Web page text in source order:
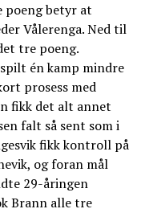
poeng betyr at
Vålerenga. Ned til
tre poeng.
én kamp mindre
prosess med
fikk det alt annet
falt så sent som i
fikk kontroll på
og foran mål
29-åringen
Brann alle tre